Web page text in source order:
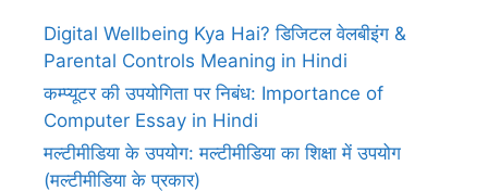
Digital Wellbeing Kya Hai? डिजिटल वेलबीइंग &
Parental Controls Meaning in Hindi
कम्प्यूटर की उपयोगिता पर निबंध: Importance of
Computer Essay in Hindi
मल्टीमीडिया के उपयोग: मल्टीमीडिया का शिक्षा में उपयोग
(मल्टीमीडिया के प्रकार)